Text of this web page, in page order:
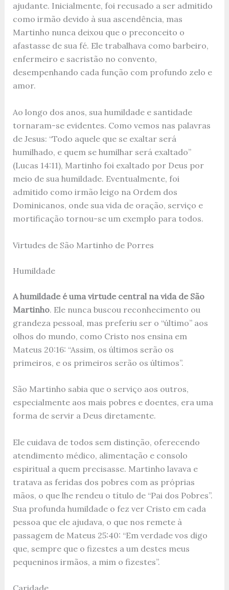
ajudante. Inicialmente, foi recusado a ser admitido
como irmão devido à sua ascendência, mas
Martinho nunca deixou que o preconceito o
afastasse de sua fé. Ele trabalhava como barbeiro,
enfermeiro e sacristão no convento,
desempenhando cada função com profundo zelo e
amor.
Ao longo dos anos, sua humildade e santidade
tornaram-se evidentes. Como vemos nas palavras
de Jesus: “Todo aquele que se exaltar será
humilhado, e quem se humilhar será exaltado”
(Lucas 14:11), Martinho foi exaltado por Deus por
meio de sua humildade. Eventualmente, foi
admitido como irmão leigo na Ordem dos
Dominicanos, onde sua vida de oração, serviço e
mortificação tornou-se um exemplo para todos.
Virtudes de São Martinho de Porres
Humildade
A humildade é uma virtude central na vida de São
Martinho. Ele nunca buscou reconhecimento ou
grandeza pessoal, mas preferiu ser o “último” aos
olhos do mundo, como Cristo nos ensina em
Mateus 20:16: “Assim, os últimos serão os
primeiros, e os primeiros serão os últimos”.
São Martinho sabia que o serviço aos outros,
especialmente aos mais pobres e doentes, era uma
forma de servir a Deus diretamente.
Ele cuidava de todos sem distinção, oferecendo
atendimento médico, alimentação e consolo
espiritual a quem precisasse. Martinho lavava e
tratava as feridas dos pobres com as próprias
mãos, o que lhe rendeu o título de “Pai dos Pobres”.
Sua profunda humildade o fez ver Cristo em cada
pessoa que ele ajudava, o que nos remete à
passagem de Mateus 25:40: “Em verdade vos digo
que, sempre que o fizestes a um destes meus
pequeninos irmãos, a mim o fizestes”.